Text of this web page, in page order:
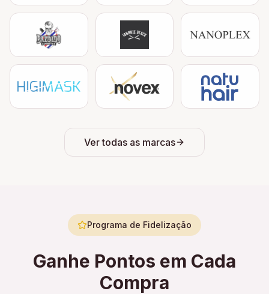
Ver todas as marcas
Programa de Fidelização
Ganhe Pontos em Cada
Compra